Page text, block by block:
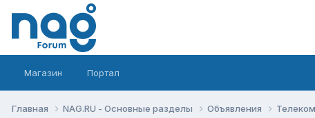
Магазин Портал
Главная NAG.RU - Основные разделы Объявления